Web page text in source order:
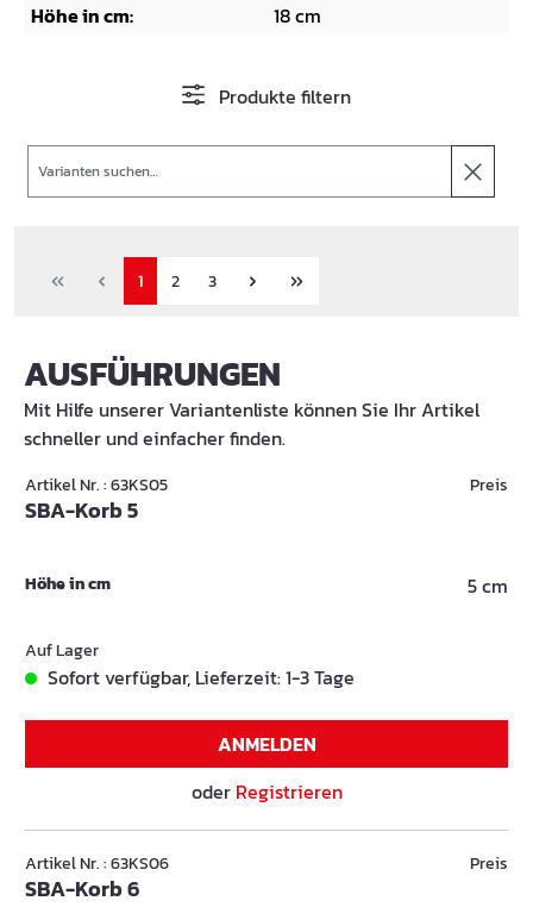
Höhe in cm: 18 cm
Produkte filtern
1 2 3
AUSFÜHRUNGEN
Mit Hilfe unserer Variantenliste können Sie Ihr Artikel
schneller und einfacher finden.
Artikel Nr. : 63KS05
SBA-Korb 5
Preis
Höhe in cm 5 cm
Auf Lager
Sofort verfügbar, Lieferzeit: 1-3 Tage
ANMELDEN
oder Registrieren
Artikel Nr. : 63KS06
SBA-Korb 6
Preis